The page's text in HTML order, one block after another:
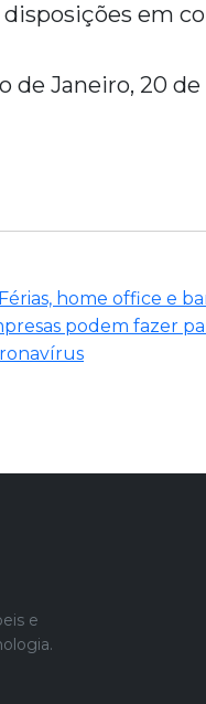
disposições em
de Janeiro, 20
Férias, home office e
podem fazer
e